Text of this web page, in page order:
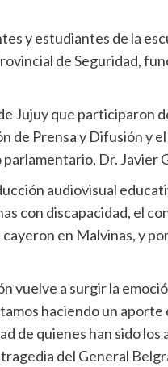
y estudiantes de la
de Seguridad,
Jujuy que participaron
de Prensa y Difusión y
Dr. Javier
audiovisual
con discapacidad, el
en Malvinas, y
vuelve a surgir la
haciendo un
de quienes han sido los
del General